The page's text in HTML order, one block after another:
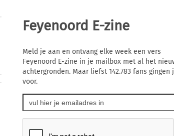
Feyenoord E-zine
Meld je aan en ontvang elke week een vers
Feyenoord E-zine in je mailbox met al het
achtergronden. Maar liefst 142.783 fans gingen
voor.